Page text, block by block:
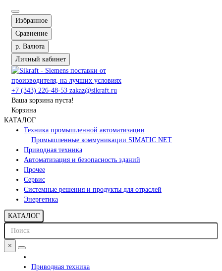
Избранное
Сравнение
р. Валюта
Личный кабинет
+7 (343) 226-48-53 zakaz@sikraft.ru
Ваша корзина пуста!
Корзина
КАТАЛОГ
Техника промышленной автоматизации
Промышленные коммуникации SIMATIC NET
Приводная техника
Автоматизация и безопасность зданий
Прочее
Сервис
Системные решения и продукты для отраслей
Энергетика
КАТАЛОГ
×
Приводная техника